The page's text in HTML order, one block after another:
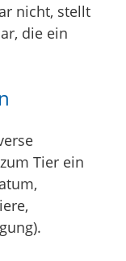
nicht, stellt
die ein
Tier ein